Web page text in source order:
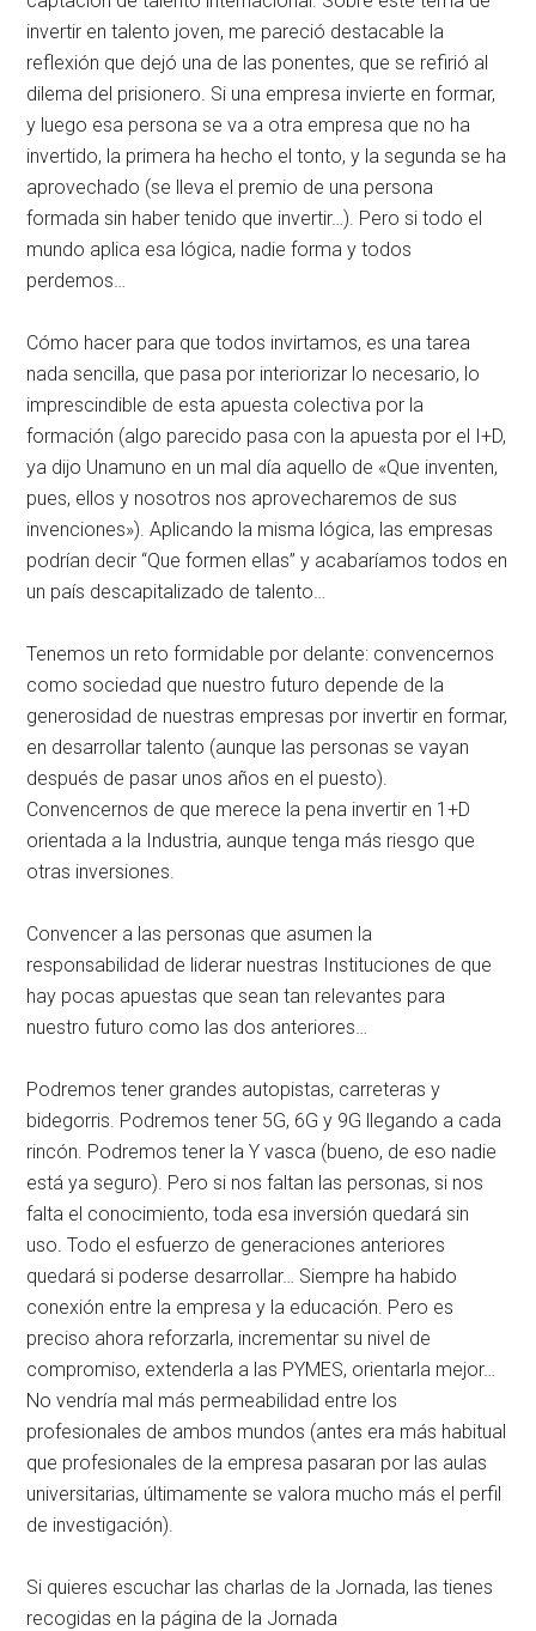
invertir en talento joven, me pareció destacable la
reflexión que dejó una de las ponentes, que se refirió al
dilema del prisionero. Si una empresa invierte en formar,
y luego esa persona se va a otra empresa que no ha
invertido, la primera ha hecho el tonto, y la segunda se ha
aprovechado (se lleva el premio de una persona
formada sin haber tenido que invertir…). Pero si todo el
mundo aplica esa lógica, nadie forma y todos
perdemos…
Cómo hacer para que todos invirtamos, es una tarea
nada sencilla, que pasa por interiorizar lo necesario, lo
imprescindible de esta apuesta colectiva por la
formación (algo parecido pasa con la apuesta por el I+D,
ya dijo Unamuno en un mal día aquello de «Que inventen,
pues, ellos y nosotros nos aprovecharemos de sus
invenciones»). Aplicando la misma lógica, las empresas
podrían decir “Que formen ellas” y acabaríamos todos en
un país descapitalizado de talento…
Tenemos un reto formidable por delante: convencernos
como sociedad que nuestro futuro depende de la
generosidad de nuestras empresas por invertir en formar,
en desarrollar talento (aunque las personas se vayan
después de pasar unos años en el puesto).
Convencernos de que merece la pena invertir en 1+D
orientada a la Industria, aunque tenga más riesgo que
otras inversiones.
Convencer a las personas que asumen la
responsabilidad de liderar nuestras Instituciones de que
hay pocas apuestas que sean tan relevantes para
nuestro futuro como las dos anteriores…
Podremos tener grandes autopistas, carreteras y
bidegorris. Podremos tener 5G, 6G y 9G llegando a cada
rincón. Podremos tener la Y vasca (bueno, de eso nadie
está ya seguro). Pero si nos faltan las personas, si nos
falta el conocimiento, toda esa inversión quedará sin
uso. Todo el esfuerzo de generaciones anteriores
quedará si poderse desarrollar… Siempre ha habido
conexión entre la empresa y la educación. Pero es
preciso ahora reforzarla, incrementar su nivel de
compromiso, extenderla a las PYMES, orientarla mejor…
No vendría mal más permeabilidad entre los
profesionales de ambos mundos (antes era más habitual
que profesionales de la empresa pasaran por las aulas
universitarias, últimamente se valora mucho más el perfil
de investigación).
Si quieres escuchar las charlas de la Jornada, las tienes
recogidas en la página de la Jornada